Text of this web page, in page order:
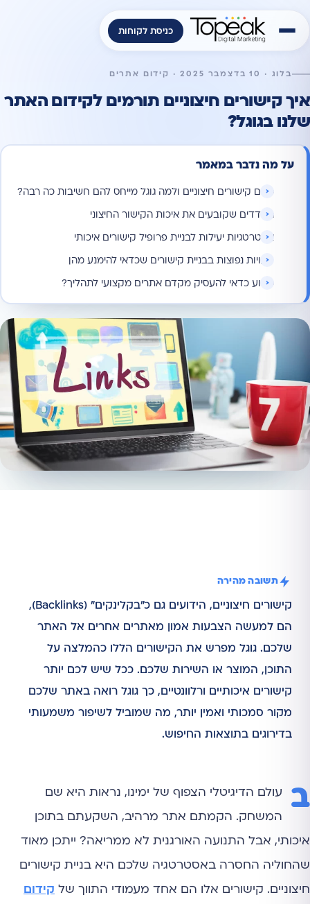
כניסת לקוחות
בלוג · 10 בדצמבר 2025 · קידום אתרים
איך קישורים חיצוניים תורמים לקידום האתר
שלנו בגוגל?
על מה נדבר במאמר
מהם קישורים חיצוניים ולמה גוגל מייחס להם חשיבות כה רבה?
המדדים שקובעים את איכות הקישור החיצוני
אסטרטגיות יעילות לבניית פרופיל קישורים איכותי
טעויות נפוצות בבניית קישורים שכדאי להימנע מהן
מדוע כדאי להעסיק מקדם אתרים מקצועי לתהליך?
תשובה מהירה
קישורים חיצוניים, הידועים גם כ"בקלינקים" (Backlinks),
הם למעשה הצבעות אמון מאתרים אחרים אל האתר
שלכם. גוגל מפרש את הקישורים הללו כהמלצה על
התוכן, המוצר או השירות שלכם. ככל שיש לכם יותר
קישורים איכותיים ורלוונטיים, כך גוגל רואה באתר שלכם
מקור סמכותי ואמין יותר, מה שמוביל לשיפור משמעותי
בדירוגים בתוצאות החיפוש.
ב עולם הדיגיטלי הצפוף של ימינו, נראות היא שם
המשחק. הקמתם אתר מרהיב, השקעתם בתוכן
איכותי, אבל התנועה האורגנית לא ממריאה? ייתכן מאוד
שהחוליה החסרה באסטרטגיה שלכם היא בניית קישורים
חיצוניים. קישורים אלו הם אחד מעמודי התווך של קידום